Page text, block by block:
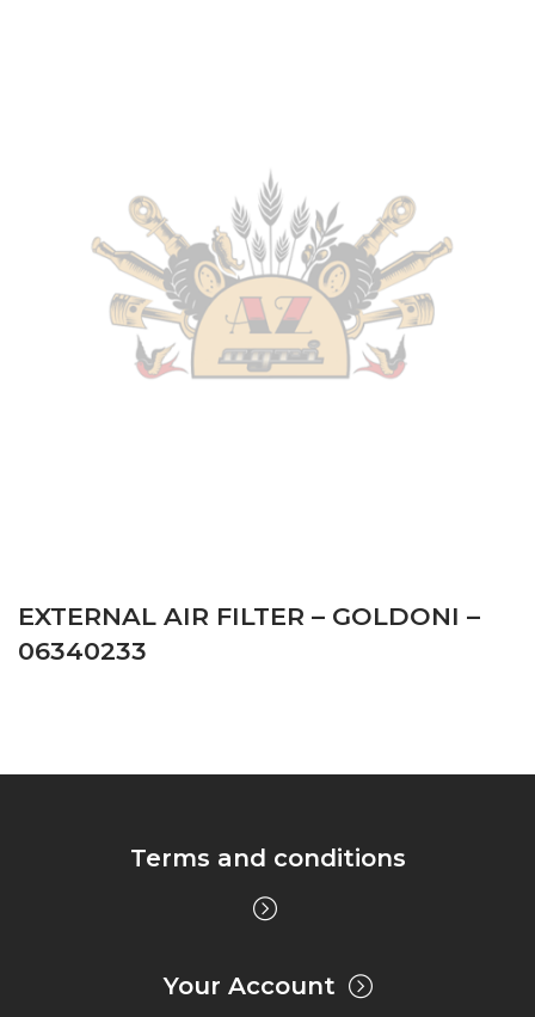
EXTERNAL AIR FILTER – GOLDONI –
06340233
Terms and conditions
Your Account